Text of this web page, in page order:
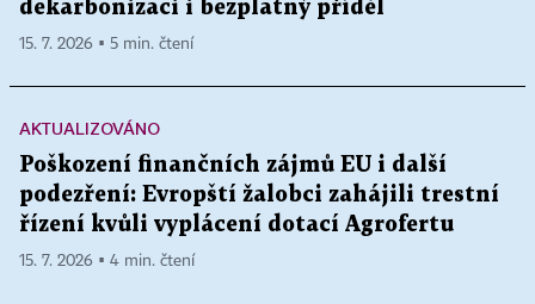
dekarbonizaci i bezplatný příděl
15. 7. 2026 ▪ 5 min. čtení
AKTUALIZOVÁNO
Poškození finančních zájmů EU i další
podezření: Evropští žalobci zahájili trestní
řízení kvůli vyplácení dotací Agrofertu
15. 7. 2026 ▪ 4 min. čtení